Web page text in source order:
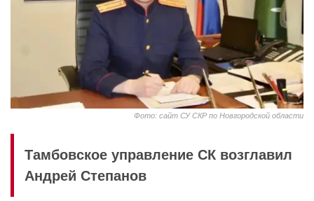
Фото: сайт СУ СКР по Новгородской области
Тамбовское управление СК возглавил
Андрей Степанов